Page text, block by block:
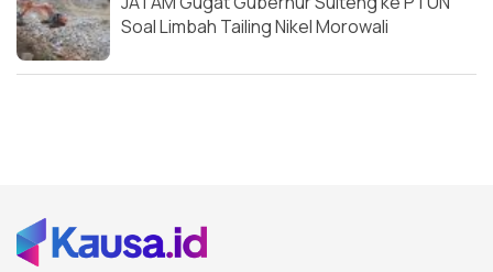
Soal Limbah Tailing Nikel Morowali